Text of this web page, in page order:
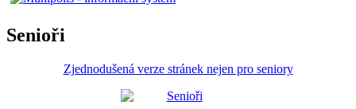
Senioři
Zjednodušená verze stránek nejen pro seniory